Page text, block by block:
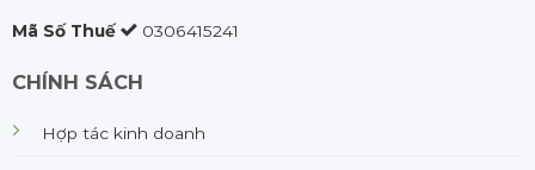
Mã Số Thuế 0306415241
CHÍNH SÁCH
Hợp tác kinh doanh